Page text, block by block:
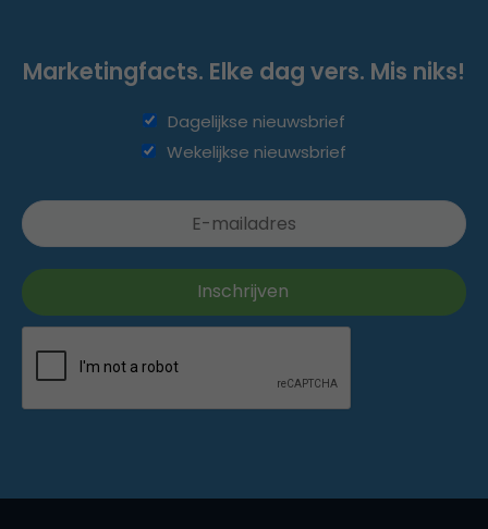
Marketingfacts. Elke dag vers. Mis niks!
Dagelijkse nieuwsbrief
Wekelijkse nieuwsbrief